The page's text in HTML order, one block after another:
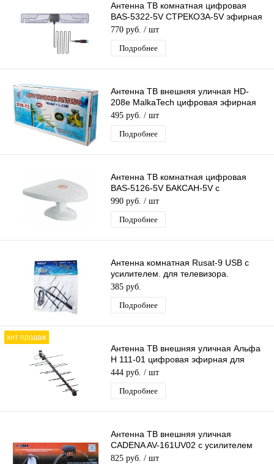
Антенна ТВ комнатная цифровая
BAS-5322-5V СТРЕКОЗА-5V эфирная
для DVB-T2 телевидения Рэмо
770 руб. / шт
Подробнее
Антенна ТВ внешняя уличная HD-
208e MalkaTech цифровая эфирная
для DVB-T2 ТВ наружная
495 руб. / шт
Подробнее
Антенна ТВ комнатная цифровая
BAS-5126-5V БАКСАН-5V с
усилителем эфирная для DVB-T2
телевидения Рэмо
990 руб. / шт
Подробнее
Антенна комнатная Rusat-9 USB с
усилителем. для телевизора.
активная. для дома. для дачи
385 руб.
Подробнее
хит продаж
Антенна ТВ внешняя уличная Альфа
Н 111-01 цифровая эфирная для
DVB-T2 телевидения наружная
444 руб. / шт
Подробнее
Антенна ТВ внешняя уличная
CADENA AV-161UV02 с усилителем
цифровая эфирная для DVB-T2 ТВ
825 руб. / шт